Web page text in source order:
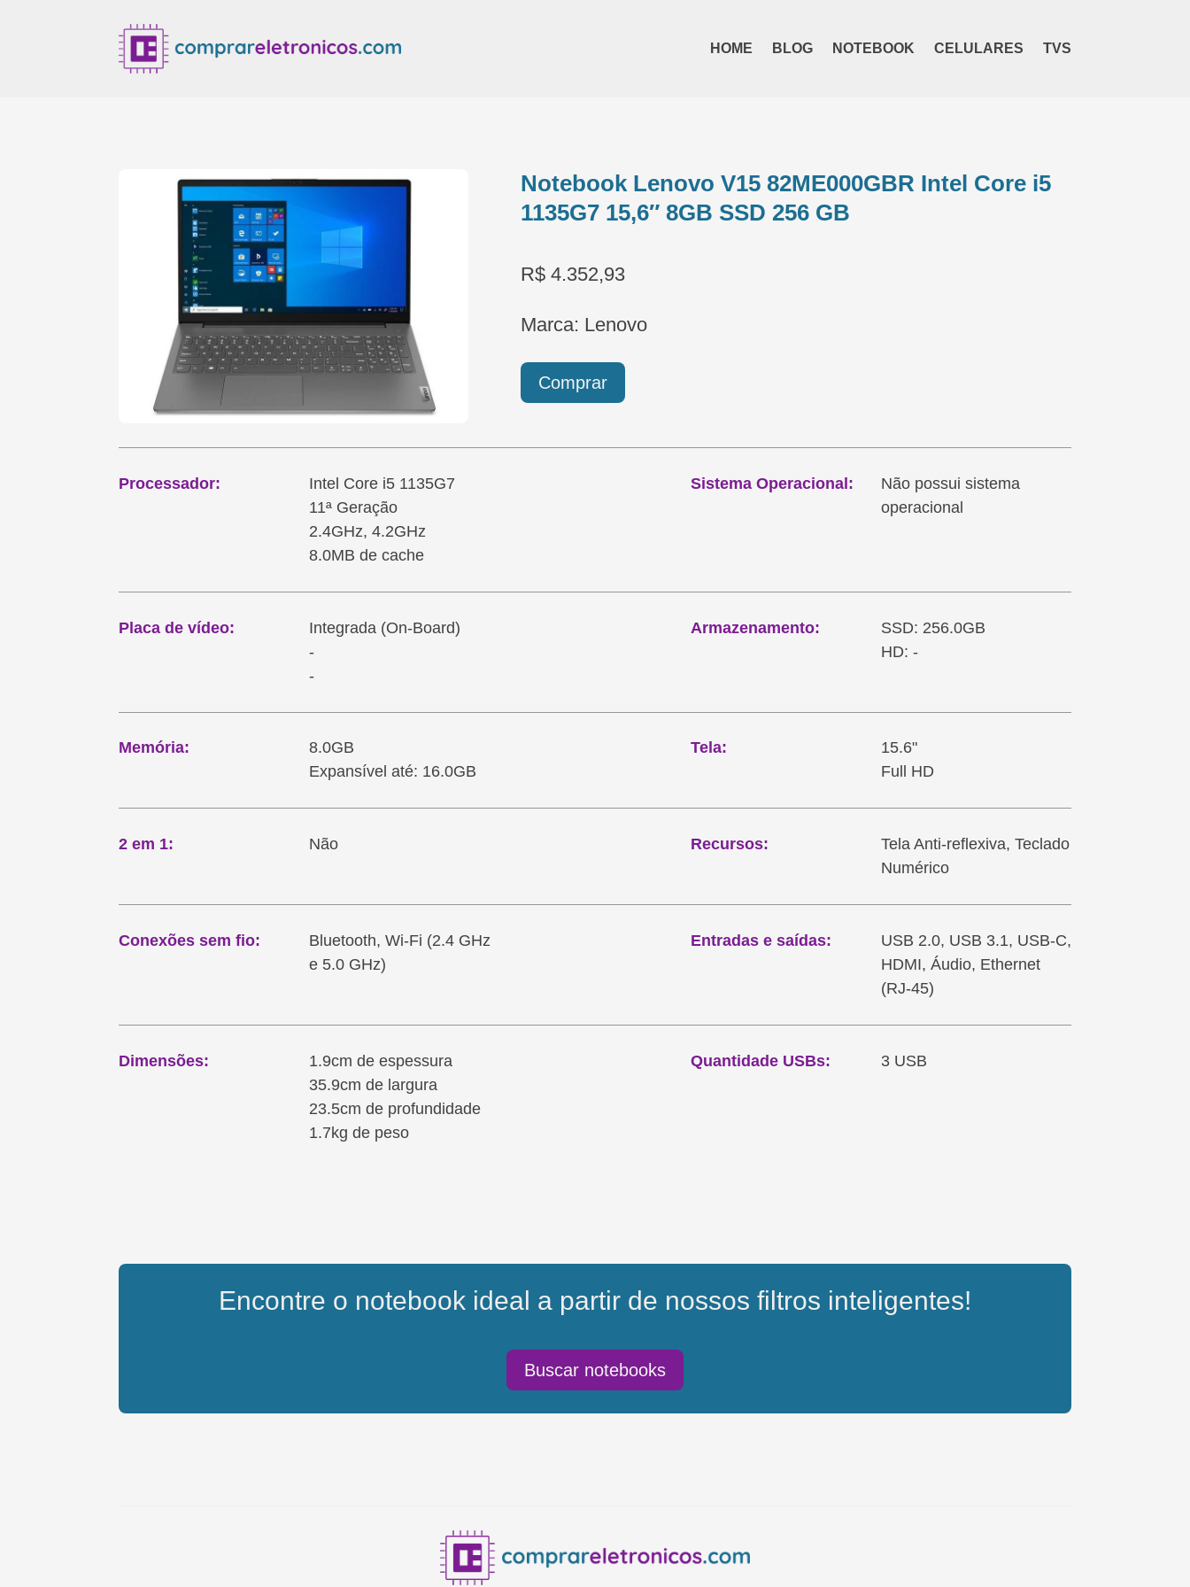
HOME BLOG NOTEBOOK CELULARES TVS
Notebook Lenovo V15 82ME000GBR Intel Core i5
1135G7 15,6″ 8GB SSD 256 GB
R$ 4.352,93
Marca: Lenovo
Comprar
Processador:
Intel Core i5 1135G7
11ª Geração
2.4GHz, 4.2GHz
8.0MB de cache
Sistema Operacional:
Não possui sistema
operacional
Placa de vídeo:
Integrada (On-Board)
-
-
Armazenamento:
SSD: 256.0GB
HD: -
Memória:
8.0GB
Expansível até: 16.0GB
Tela:
15.6"
Full HD
2 em 1: Não Recursos:
Tela Anti-reflexiva, Teclado
Numérico
Conexões sem fio:
Bluetooth, Wi-Fi (2.4 GHz
e 5.0 GHz)
Entradas e saídas:
USB 2.0, USB 3.1, USB-C,
HDMI, Áudio, Ethernet
(RJ-45)
Dimensões:
1.9cm de espessura
35.9cm de largura
23.5cm de profundidade
1.7kg de peso
Quantidade USBs: 3 USB
Encontre o notebook ideal a partir de nossos filtros inteligentes!
Buscar notebooks